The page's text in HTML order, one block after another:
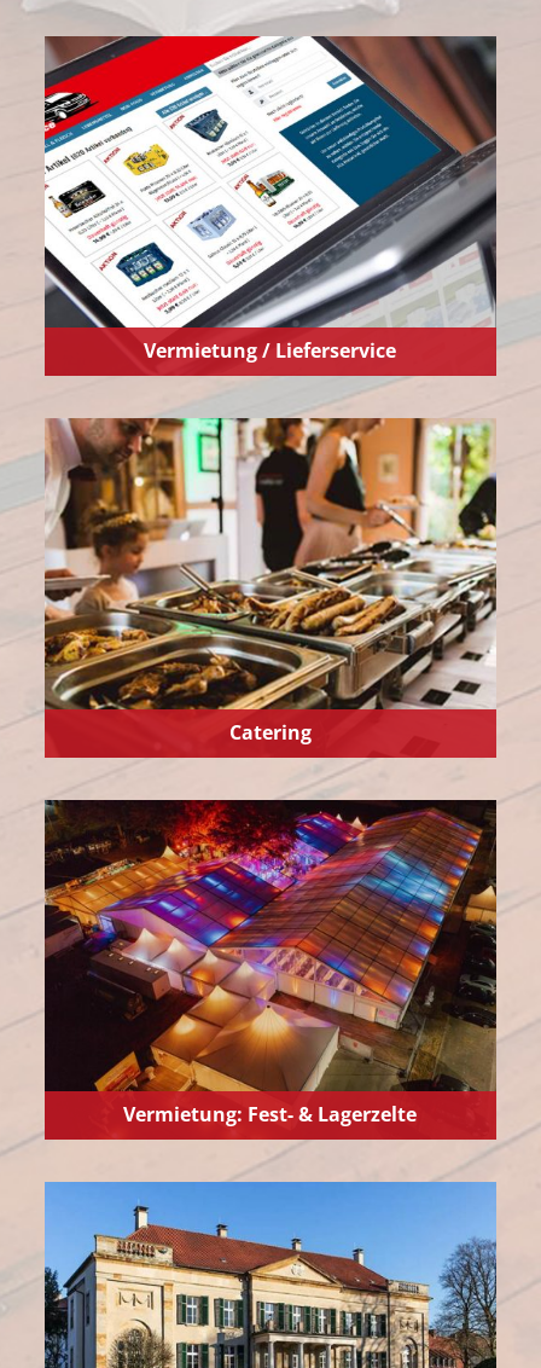
Vermietung / Lieferservice
Catering
Vermietung: Fest- & Lagerzelte